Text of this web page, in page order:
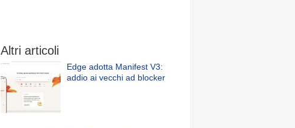
Altri articoli
Edge adotta Manifest V3:
addio ai vecchi ad blocker